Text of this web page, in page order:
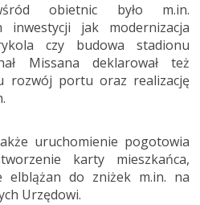
obietnic było m.in.
inwestycji jak modernizacja
czy budowa stadionu
Missana deklarował też
rozwój portu oraz realizację
uruchomienie pogotowia
karty mieszkańca,
elblążan do zniżek m.in. na
Urzędowi.